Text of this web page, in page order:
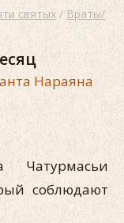
святых / Враты/
Нараяна
Чатурмасьи
соблюдают